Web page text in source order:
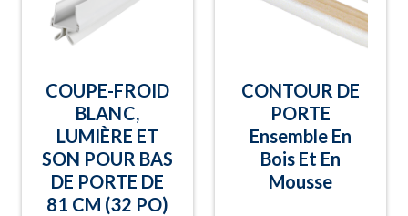
COUPE-FROID
BLANC,
LUMIÈRE ET
SON POUR BAS
DE PORTE DE
81 CM (32 PO)
CONTOUR DE
PORTE
Ensemble En
Bois Et En
Mousse